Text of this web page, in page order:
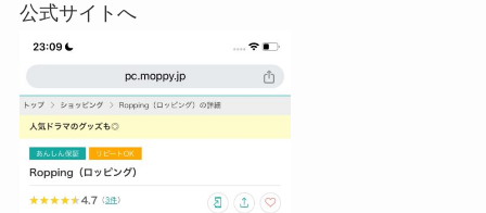
公式サイトへ